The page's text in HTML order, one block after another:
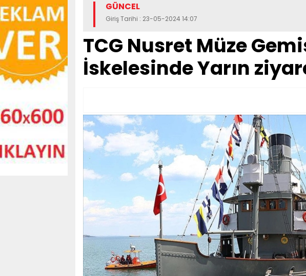
GÜNCEL
Giriş Tarihi : 23-05-2024 14:07
TCG Nusret Müze
İskelesinde Yarın